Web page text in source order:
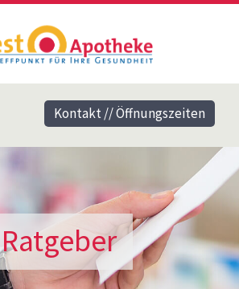
Ratgeber
Kontakt // Öffnungszeiten